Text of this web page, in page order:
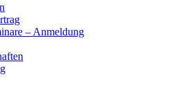
– Anmeldung